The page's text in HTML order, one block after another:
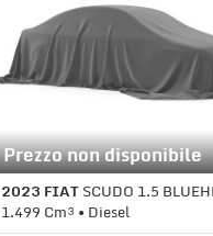
Prezzo non disponibile
2023 FIATSCUDO 1.5 BLUEHDI
1.499 Cm³ • Diesel